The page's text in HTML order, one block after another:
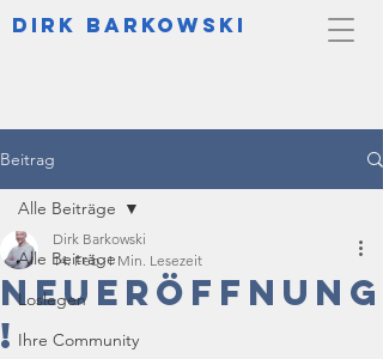
DIrk Barkowski
Beitrag
Alle Beiträge
Loslegen
Ihre Community
Alle Beiträge
Neueröffnung
!
Dirk Barkowski
14. Feb. 1 Min. Lesezeit